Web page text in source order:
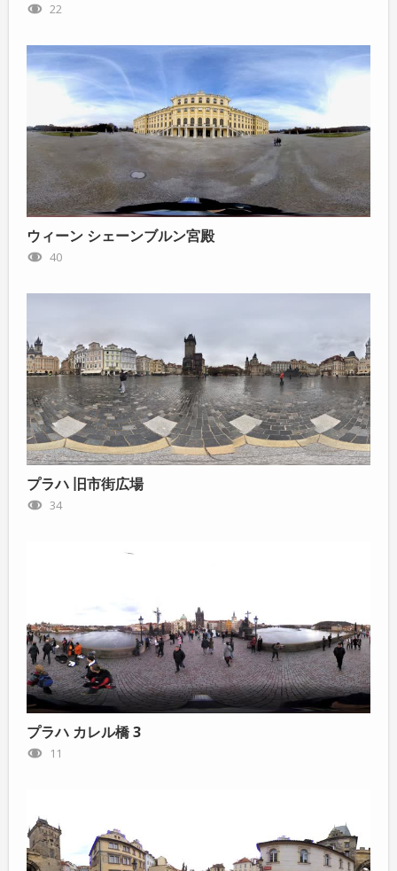
22
ウィーン シェーンブルン宮殿
40
プラハ 旧市街広場
34
プラハ カレル橋 3
11